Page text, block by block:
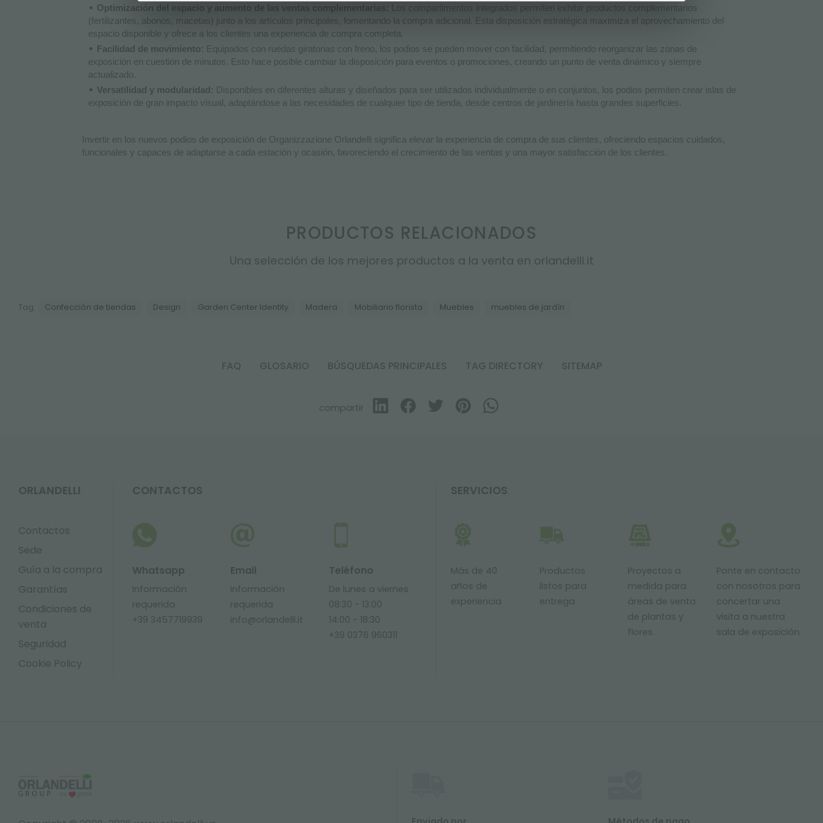
Optimización del espacio y aumento de las ventas complementarias:
Los compartimentos integrados permiten exhibir productos complementarios
(fertilizantes, abonos, macetas) junto a los artículos principales, fomentando la compra adicional. Esta disposición estratégica maximiza el aprovechamiento del
espacio disponible y ofrece a los clientes una experiencia de compra completa.
Facilidad de movimiento: Equipados con ruedas giratorias con freno, los podios se pueden mover con facilidad, permitiendo reorganizar las zonas de
exposición en cuestión de minutos. Esto hace posible cambiar la disposición para eventos o promociones, creando un punto de venta dinámico y siempre
actualizado.
Versatilidad y modularidad: Disponibles en diferentes alturas y diseñados para ser utilizados individualmente o en conjuntos, los podios permiten crear islas de
exposición de gran impacto visual, adaptándose a las necesidades de cualquier tipo de tienda, desde centros de jardinería hasta grandes superficies.
Invertir en los nuevos podios de exposición de Organizzazione Orlandelli significa elevar la experiencia de compra de sus clientes, ofreciendo espacios cuidados,
funcionales y capaces de adaptarse a cada estación y ocasión, favoreciendo el crecimiento de las ventas y una mayor satisfacción de los clientes.
PRODUCTOS RELACIONADOS
Una selección de los mejores productos a la venta en orlandelli.it
Tag: Confección de tiendas Design Garden Center Identity Madera Mobiliario florista Muebles muebles de jardín
FAQ GLOSARIO BÚSQUEDAS PRINCIPALES TAG DIRECTORY SITEMAP
compartir
ORLANDELLI
Contactos
Sede
Guía a la compra
Garantías
Condiciones de
venta
Seguridad
Cookie Policy
CONTACTOS
Whatsapp
Información
requerida
+39 3457719939
Email
Información
requerida
info@orlandelli.it
Teléfono
De lunes a viernes
08:30 - 13:00
14:00 - 18:30
+39 0376 960311
SERVICIOS
Más de 40
años de
experiencia
Productos
listos para
entrega
Proyectos a
medida para
áreas de venta
de plantas y
flores.
Ponte en contacto
con nosotros para
concertar una
visita a nuestra
sala de exposición